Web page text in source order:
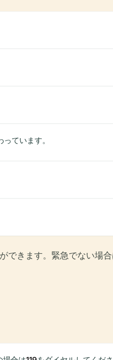
ています。
できます。緊急でない場